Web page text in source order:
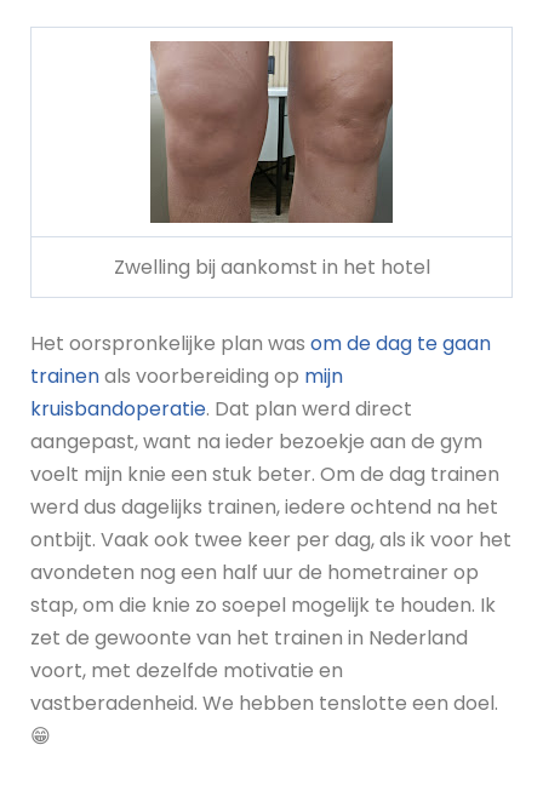
Zwelling bij aankomst in het hotel
Het oorspronkelijke plan was om de dag te gaan
trainenals voorbereiding op mijn
kruisbandoperatie. Dat plan werd direct
aangepast, want na ieder bezoekje aan de gym
voelt mijn knie een stuk beter. Om de dag trainen
werd dus dagelijks trainen, iedere ochtend na het
ontbijt. Vaak ook twee keer per dag, als ik voor het
avondeten nog een half uur de hometrainer op
stap, om die knie zo soepel mogelijk te houden. Ik
zet de gewoonte van het trainen in Nederland
voort, met dezelfde motivatie en
vastberadenheid. We hebben tenslotte een doel.
😁